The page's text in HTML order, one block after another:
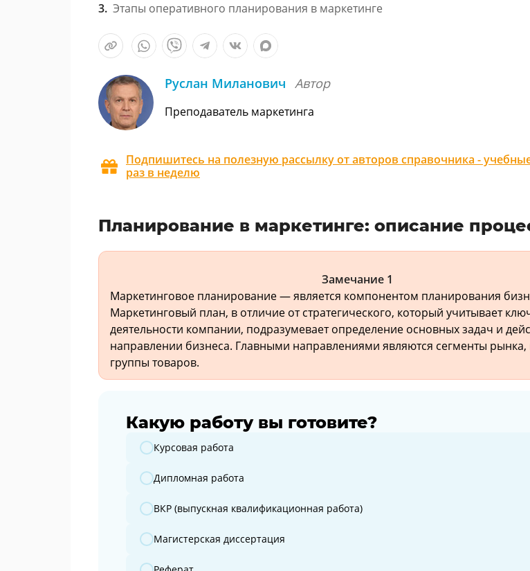
Этапы оперативного планирования в маркетинге
Руслан Миланович Автор
Преподаватель маркетинга
Подпишитесь на полезную рассылку от авторов справочника -
раз в неделю
Планирование в маркетинге: описание
Замечание 1
Маркетинговое планирование — является компонентом планирования
Маркетинговый план, в отличие от стратегического, который учитывает
деятельности компании, подразумевает определение основных задач и
направлении бизнеса. Главными направлениями являются сегменты рынка,
группы товаров.
Какую работу вы готовите?
Какую работу вы готовите?
Курсовая работа
Дипломная работа
ВКР (выпускная квалификационная работа)
Магистерская диссертация